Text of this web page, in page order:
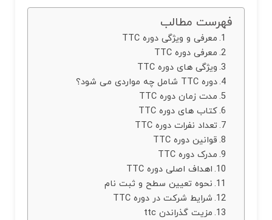
فهرست مطالب
معرفی و ویژگی دوره TTC
معرفی دوره TTC
ویژگی های دوره TTC
دوره TTC شامل چه مواردی می شود؟
مدت زمان دوره TTC
کتاب های دوره TTC
تعداد نفرات دوره TTC
قوانین دوره TTC
مدرک دوره TTC
اهداف اصلی دوره TTC
نحوه تعیین سطح و ثبت نام
شرایط شرکت در دوره TTC
مزیت گذراندن ttc